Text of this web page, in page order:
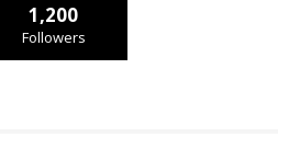
1,200
Followers